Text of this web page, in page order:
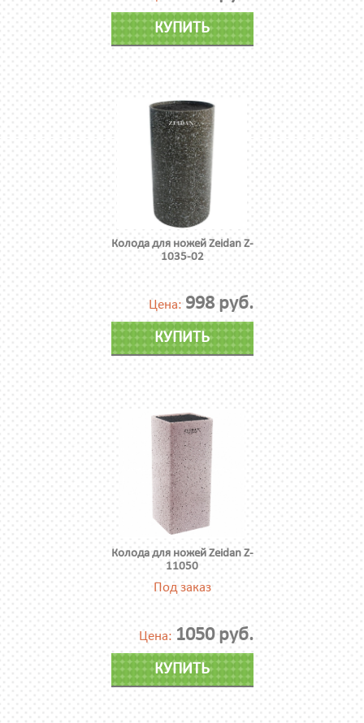
КУПИТЬ
Колода для ножей Zeidan Z-
1035-02
Цена: 998 руб.
КУПИТЬ
Колода для ножей Zeidan Z-
11050
Под заказ
Цена: 1050 руб.
КУПИТЬ